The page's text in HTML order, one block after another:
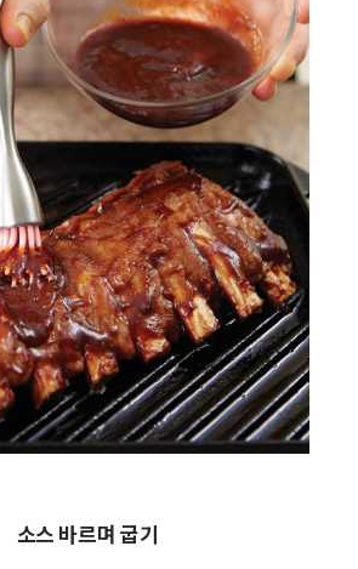
소스 바르며 굽기